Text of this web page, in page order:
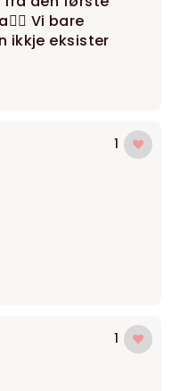
Vi bare
ikkje eksister
1
1